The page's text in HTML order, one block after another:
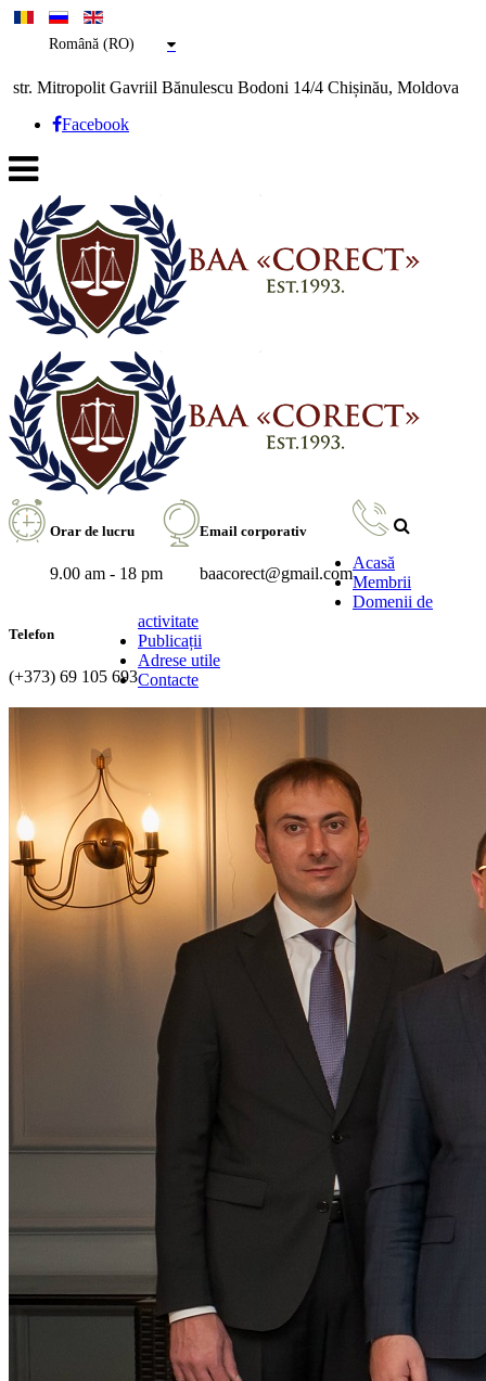
Română (RO)
str. Mitropolit Gavriil Bănulescu Bodoni 14/4 Chișinău, Moldova
Facebook
Orar de lucru
9.00 am - 18 pm
Email corporativ
baacorect@gmail.com
Telefon
(+373) 69 105 693
Acasă
Membrii
Domenii de
activitate
Publicații
Adrese utile
Contacte